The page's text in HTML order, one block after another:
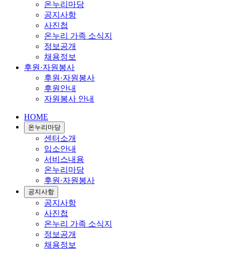
온누리마당
공지사항
사진첩
온누리 가족 소식지
정보공개
채용정보
후원·자원봉사
후원·자원봉사
후원안내
자원봉사 안내
HOME
온누리마당
센터소개
입소안내
서비스내용
온누리마당
후원·자원봉사
공지사항
공지사항
사진첩
온누리 가족 소식지
정보공개
채용정보